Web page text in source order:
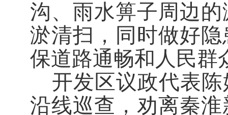
沟、雨水箅子周边
淤清扫，同时做好
保道路通畅和人民群
开发区议政代表
沿线巡查，劝离秦